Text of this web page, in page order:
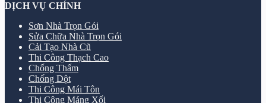
DỊCH VỤ CHÍNH
Sơn Nhà Trọn Gói
Sửa Chữa Nhà Trọn Gói
Cải Tạo Nhà Cũ
Thi Công Thạch Cao
Chống Thấm
Chống Dột
Thi Công Mái Tôn
Thi Công Máng Xối